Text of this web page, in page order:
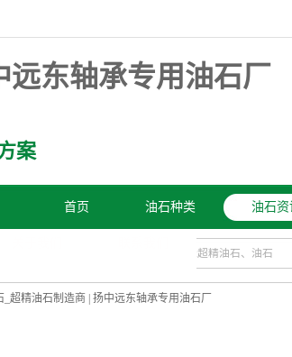
案
首页 油石种类 油石资
大家都在搜：